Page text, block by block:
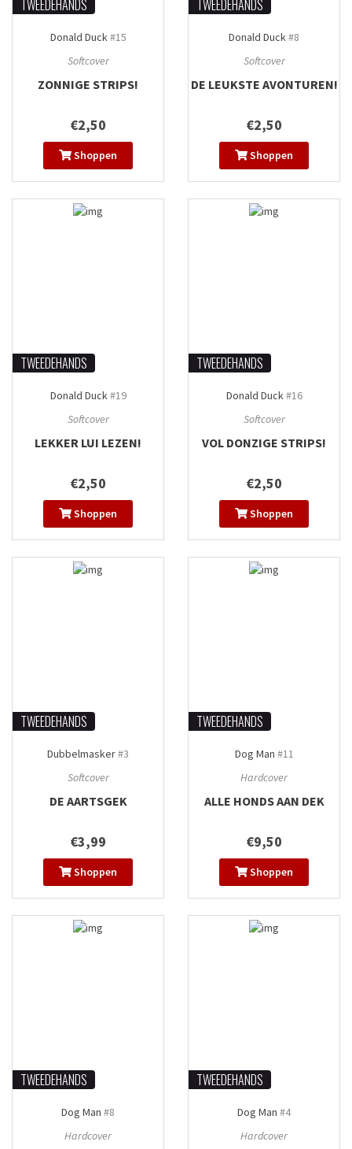
TWEEDEHANDS
Donald Duck#15
Softcover
ZONNIGE STRIPS!
€2,50
Shoppen
TWEEDEHANDS
Donald Duck#8
Softcover
DE LEUKSTE AVONTUREN!
€2,50
Shoppen
TWEEDEHANDS
Donald Duck#19
Softcover
LEKKER LUI LEZEN!
€2,50
Shoppen
TWEEDEHANDS
Donald Duck#16
Softcover
VOL DONZIGE STRIPS!
€2,50
Shoppen
TWEEDEHANDS
Dubbelmasker#3
Softcover
DE AARTSGEK
€3,99
Shoppen
TWEEDEHANDS
Dog Man #11
Hardcover
ALLE HONDS AAN DEK
€9,50
Shoppen
TWEEDEHANDS
Dog Man #8
Hardcover
TWEEDEHANDS
Dog Man #4
Hardcover